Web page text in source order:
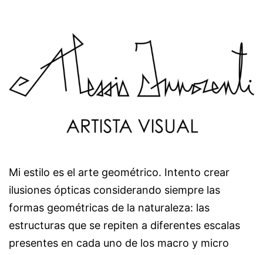
Mi estilo es el arte geométrico. Intento crear
ilusiones ópticas considerando siempre las
formas geométricas de la naturaleza: las
estructuras que se repiten a diferentes escalas
presentes en cada uno de los macro y micro